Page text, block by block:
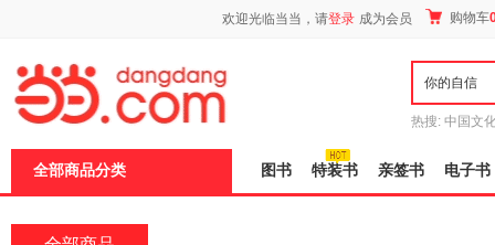
欢迎光临当当，请登录 成为会员 购物车
热搜: 中国文
全部商品分类 图书 特装书 亲签书 电子书
页